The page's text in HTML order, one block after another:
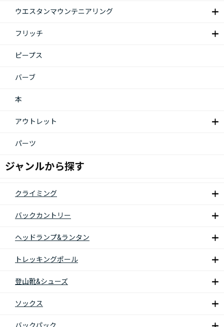
ウエスタンマウンテニアリング
フリッチ
ピープス
バーブ
本
アウトレット
パーツ
ジャンルから探す
クライミング
バックカントリー
ヘッドランプ&ランタン
トレッキングポール
登山靴&シューズ
ソックス